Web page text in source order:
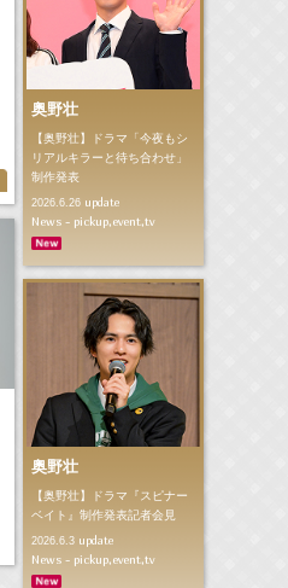
奥野壮
【奥野壮】ドラマ「今夜もシ
リアルキラーと待ち合わせ」
制作発表
2026.6.26update
News - pickup,event,tv
奥野壮
【奥野壮】ドラマ『スピナー
ベイト』制作発表記者会見
2026.6.3update
News - pickup,event,tv